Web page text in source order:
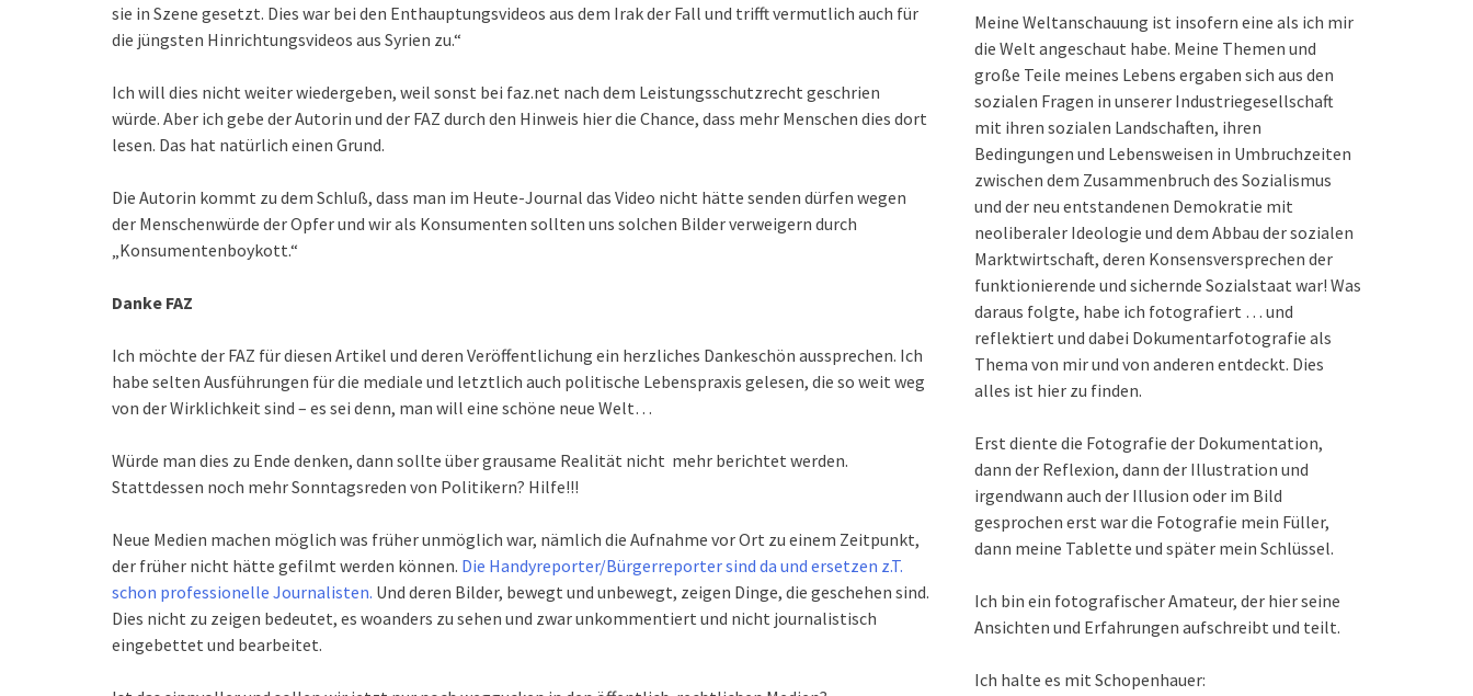
sie in Szene gesetzt. Dies war bei den Enthauptungsvideos aus dem Irak der Fall und trifft vermutlich auch für
die jüngsten Hinrichtungsvideos aus Syrien zu.“
Ich will dies nicht weiter wiedergeben, weil sonst bei faz.net nach dem Leistungsschutzrecht geschrien
würde. Aber ich gebe der Autorin und der FAZ durch den Hinweis hier die Chance, dass mehr Menschen dies dort
lesen. Das hat natürlich einen Grund.
Die Autorin kommt zu dem Schluß, dass man im Heute-Journal das Video nicht hätte senden dürfen wegen
der Menschenwürde der Opfer und wir als Konsumenten sollten uns solchen Bilder verweigern durch
„Konsumentenboykott.“
Danke FAZ
Ich möchte der FAZ für diesen Artikel und deren Veröffentlichung ein herzliches Dankeschön aussprechen. Ich
habe selten Ausführungen für die mediale und letztlich auch politische Lebenspraxis gelesen, die so weit weg
von der Wirklichkeit sind – es sei denn, man will eine schöne neue Welt…
Würde man dies zu Ende denken, dann sollte über grausame Realität nicht mehr berichtet werden.
Stattdessen noch mehr Sonntagsreden von Politikern? Hilfe!!!
Neue Medien machen möglich was früher unmöglich war, nämlich die Aufnahme vor Ort zu einem Zeitpunkt,
der früher nicht hätte gefilmt werden können. Die Handyreporter/Bürgerreporter sind da und ersetzen z.T.
schon professionelle Journalisten. Und deren Bilder, bewegt und unbewegt, zeigen Dinge, die geschehen sind.
Dies nicht zu zeigen bedeutet, es woanders zu sehen und zwar unkommentiert und nicht journalistisch
eingebettet und bearbeitet.
Meine Weltanschauung ist insofern eine als ich mir
die Welt angeschaut habe. Meine Themen und
große Teile meines Lebens ergaben sich aus den
sozialen Fragen in unserer Industriegesellschaft
mit ihren sozialen Landschaften, ihren
Bedingungen und Lebensweisen in Umbruchzeiten
zwischen dem Zusammenbruch des Sozialismus
und der neu entstandenen Demokratie mit
neoliberaler Ideologie und dem Abbau der sozialen
Marktwirtschaft, deren Konsensversprechen der
funktionierende und sichernde Sozialstaat war! Was
daraus folgte, habe ich fotografiert … und
reflektiert und dabei Dokumentarfotografie als
Thema von mir und von anderen entdeckt. Dies
alles ist hier zu finden.
Erst diente die Fotografie der Dokumentation,
dann der Reflexion, dann der Illustration und
irgendwann auch der Illusion oder im Bild
gesprochen erst war die Fotografie mein Füller,
dann meine Tablette und später mein Schlüssel.
Ich bin ein fotografischer Amateur, der hier seine
Ansichten und Erfahrungen aufschreibt und teilt.
Ich halte es mit Schopenhauer: